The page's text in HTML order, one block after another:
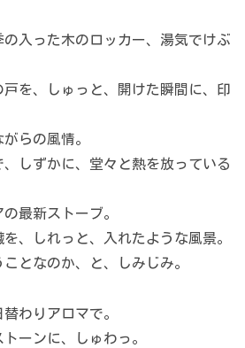
入った木のロッカー、湯気でけぶ
を、しゅっと、開けた瞬間に、印
らの風情。
しずかに、堂々と熱を放っている
最新ストーブ。
、しれっと、入れたような風景。
となのか、と、しみじみ。
わりアロマで。
ーンに、しゅわっ。